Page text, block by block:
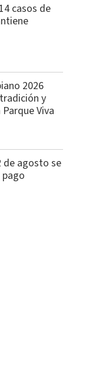
casos de
2026
y
Viva
de agosto se